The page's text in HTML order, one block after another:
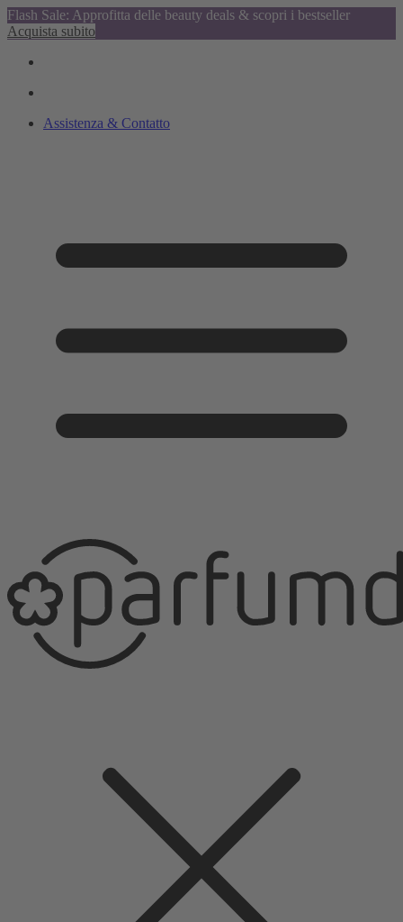
Flash Sale: Approfitta delle beauty deals & scopri i bestseller
Acquista subito
Assistenza & Contatto